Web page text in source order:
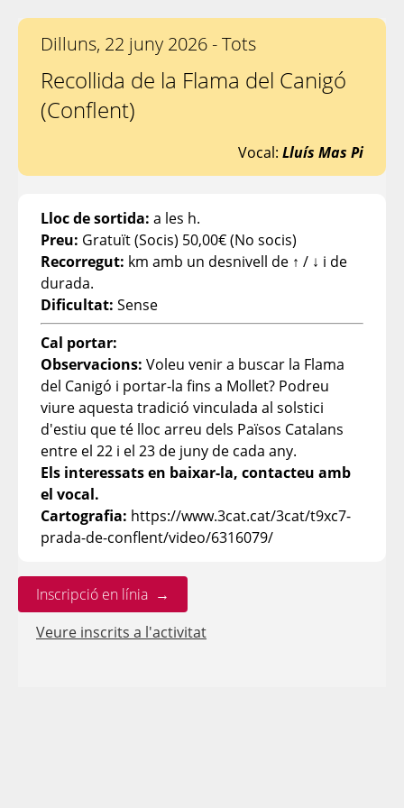
Dilluns, 22 juny 2026 - Tots
Recollida de la Flama del Canigó
(Conflent)
Vocal: Lluís Mas Pi
Lloc de sortida: a les h.
Preu: Gratuït (Socis) 50,00€ (No socis)
Recorregut: km amb un desnivell de ↑ / ↓ i de
durada.
Dificultat: Sense
Cal portar:
Observacions: Voleu venir a buscar la Flama
del Canigó i portar-la fins a Mollet? Podreu
viure aquesta tradició vinculada al solstici
d'estiu que té lloc arreu dels Països Catalans
entre el 22 i el 23 de juny de cada any.
Els interessats en baixar-la, contacteu amb
el vocal.
Cartografia: https://www.3cat.cat/3cat/t9xc7-
prada-de-conflent/video/6316079/
Inscripció en línia →
Veure inscrits a l'activitat